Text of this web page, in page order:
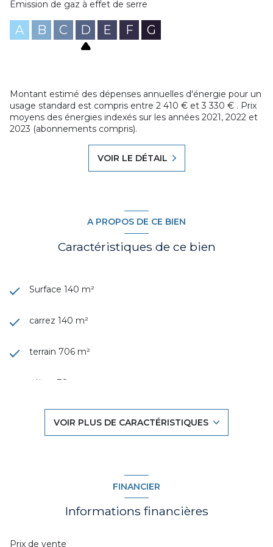
DPE Classe D (diagnostic réalisé le 12.11.2025), Montant
pour un usage standard compris entre 2410 € et 3330 € .
Les informations sur les risques auxquels ce bien est
exposé sont disponibles sur le site Géorisques :
06.74.79.82.46 ou jstrino@agenceduroannais.com
Les honoraires sont à la charge des vendeurs
Emission de gaz à effet de serre
A B C D E F G
Montant estimé des dépenses annuelles d'énergie pour un
usage standard est compris entre 2 410 € et 3 330 € . Prix
moyens des énergies indexés sur les années 2021, 2022 et
2023 (abonnements compris).
VOIR LE DÉTAIL
A PROPOS DE CE BIEN
Caractéristiques de ce bien
Surface 140 m²
carrez 140 m²
terrain 706 m²
séjour 38 m²
construit en 1920
cuisine séparée (semi-équipée)
VOIR PLUS DE CARACTÉRISTIQUES
FINANCIER
Informations financières
Prix de vente